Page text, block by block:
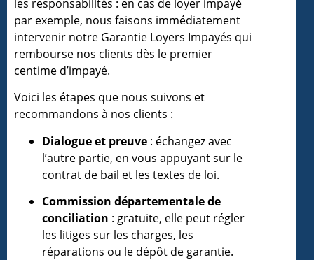
les responsabilités : en cas de loyer impayé
par exemple, nous faisons immédiatement
intervenir notre Garantie Loyers Impayés qui
rembourse nos clients dès le premier
centime d’impayé.
Voici les étapes que nous suivons et
recommandons à nos clients :
Dialogue et preuve : échangez avec
l’autre partie, en vous appuyant sur le
contrat de bail et les textes de loi.
Commission départementale de
conciliation : gratuite, elle peut régler
les litiges sur les charges, les
réparations ou le dépôt de garantie.